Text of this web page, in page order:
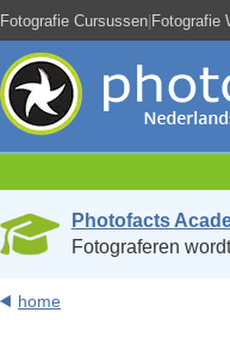
Fotografie Cursussen|Fotografie
Photofacts
Fotograferen
home